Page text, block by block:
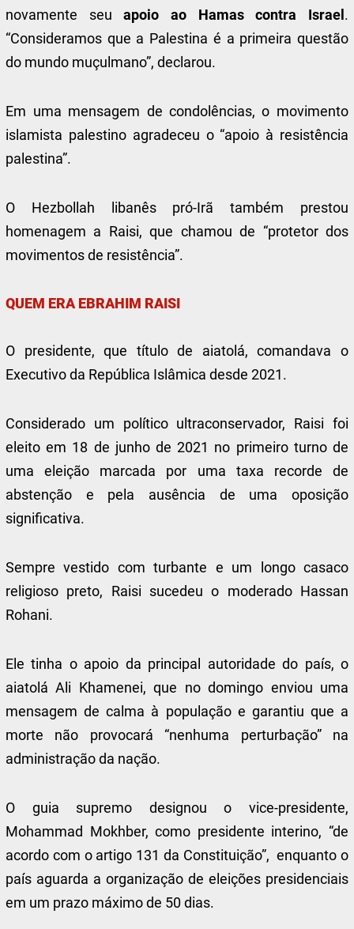
novamente seuapoio ao Hamas contra Israel .
“Consideramos que a Palestina é a primeira questão
do mundo muçulmano”, declarou.
Em uma mensagem de condolências, o movimento
islamista palestino agradeceu o “apoio à resistência
palestina”.
O Hezbollah libanês pró-Irã também prestou
homenagem a Raisi, que chamou de “protetor dos
movimentos de resistência”.
QUEM ERA EBRAHIM RAISI
O presidente, que título de aiatolá, comandava o
Executivo da República Islâmica desde 2021.
Considerado um político ultraconservador, Raisi foi
eleito em 18 de junho de 2021 no primeiro turno de
uma eleição marcada por uma taxa recorde de
abstenção e pela ausência de uma oposição
significativa.
Sempre vestido com turbante e um longo casaco
religioso preto, Raisi sucedeu o moderado Hassan
Rohani.
Ele tinha o apoio da principal autoridade do país, o
aiatolá Ali Khamenei, que no domingo enviou uma
mensagem de calma à população e garantiu que a
morte não provocará “nenhuma perturbação” na
administração da nação.
O guia supremo designou o vice-presidente,
Mohammad Mokhber, como presidente interino, “de
acordo com o artigo 131 da Constituição”, enquanto o
país aguarda a organização de eleições presidenciais
em um prazo máximo de 50 dias.